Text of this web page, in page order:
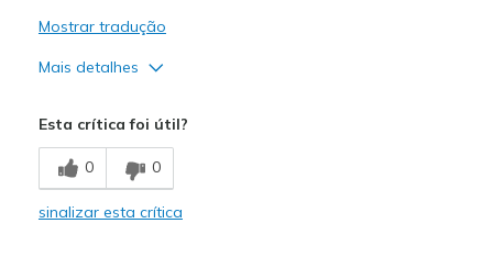
Mostrar tradução
Mais detalhes
Breathe Well
Comfortable
Esta crítica foi útil?
0 0
sinalizar esta crítica